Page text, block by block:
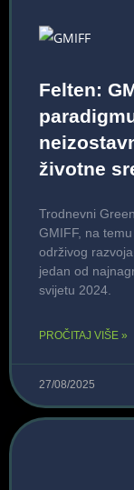
Felten:
životne
Trodnevni
GMIFF, na
održivog
jedan od
svijetu 2024.
PROČITAJ VIŠE »
27/08/2025